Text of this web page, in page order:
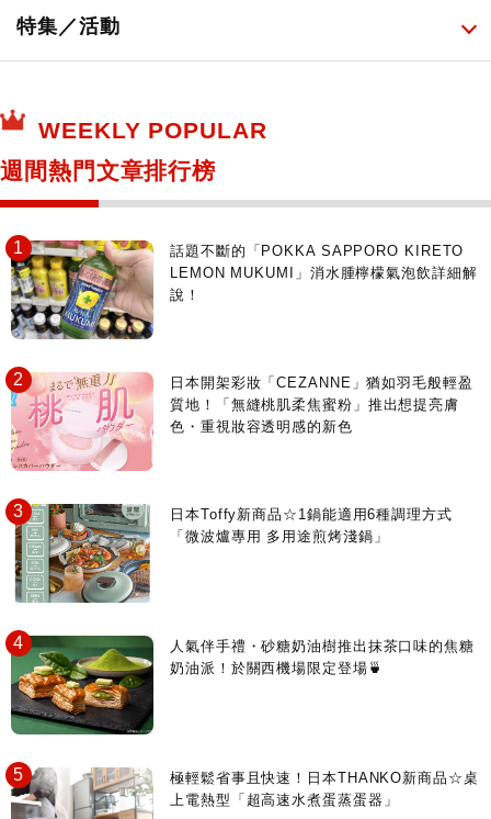
日常用藥
所有
特集／活動
東京百貨店～TOKYO Depart～
WEEKLY POPULAR
週間熱門文章排行榜
話題不斷的「POKKA SAPPORO KIRETO
LEMON MUKUMI」消水腫檸檬氣泡飲詳細解
說！
日本開架彩妝「CEZANNE」猶如羽毛般輕盈
質地！「無縫桃肌柔焦蜜粉」推出想提亮膚
色・重視妝容透明感的新色
日本Toffy新商品☆1鍋能適用6種調理方式
「微波爐專用 多用途煎烤淺鍋」
人氣伴手禮・砂糖奶油樹推出抹茶口味的焦糖
奶油派！於關西機場限定登場🍵
極輕鬆省事且快速！日本THANKO新商品☆桌
上電熱型「超高速水煮蛋蒸蛋器」